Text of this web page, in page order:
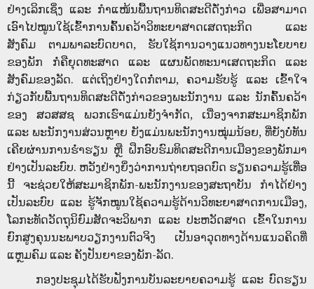
ຢ່າງເລິກເຊິ່ງ ແລະ ກຳແໜ້ນພື້ນຖານທິດສະດີດັ່ງກ່າວ ເພື່ອສາມາດ
ເອົາໄປໝູນໃຊ້ເຂົ້າການຄົ້ນຄວ້າວິທະຍາສາດເສດຖະກິດ ແລະ
ສັງຄົມ ຕາມພາລະບົດບາດ, ຮັບໃຊ້ການວາງແນວທາງນະໂຍບາຍ
ຂອງພັກ ກໍ່ຄືຍຸດທະສາດ ແລະ ແຜນພັດທະນາເສດຖະກິດ ແລະ
ສັງຄົມຂອງລັດ. ແຕ່ເຖິງຢ່າງໃດກໍ່ຕາມ, ຄວາມຮັບຮູ້ ແລະ ເຂົ້າໃຈ
ກ່ຽວກັບພື້ນຖານທິດສະດີດັ່ງກ່າວຂອງພະນັກງານ ແລະ ນັກຄົ້ນຄວ້າ
ຂອງ ສວສສຊ ພວກເຮົາແມ່ນຍັງຈຳກັດ, ເນື່ອງຈາກສະມາຊິກພັກ
ແລະ ພະນັກງານສ່ວນຫຼາຍ ຍັງແມ່ນພະນັກງານໝຸ່ມນ້ອຍ, ທີ່ຍັງບໍ່ທັນ
ເຄີຍຜ່ານການຮ່ຳຮຽນ ຫຼື ຝຶກອົບຮົມທິດສະດີການເມືອງຂອງພັກມາ
ຢ່າງເປັນລະບົບ. ຫວັງຢ່າງຍິ່ງວ່າການຖ່າຍຖອດບົດ ຮຽນຄວາມຮູ້ເທື່ອ
ນີ້ ຈະຊ່ວຍໃຫ້ສະມາຊິກພັກ-ພະນັກງານຂອງສະຖາບັນ ກຳໄດ້ຢ່າງ
ເປັນລະບົບ ແລະ ຮູ້ຈັກໝູນໃຊ້ຄວາມຮູ້ດ້ານວິທະຍາສາດການເມືອງ,
ໂລກະທັດວັດຖຸນິຍົມສັດຈະວິພາກ ແລະ ປະຫວັດສາດ ເຂົ້າໃນການ
ຍົກສູງຄຸນນະພາບວຽກງານຕົວຈິງ ເປັນອາວຸດທາງດ້ານແນວຄິດທີ່
ແຫຼມຄົມ ແລະ ຄັງປັນຍາຂອງພັກ-ລັດ.
ກອງປະຊຸມໄດ້ຮັບຟັງການບັນລະຍາຍຄວາມຮູ້ ແລະ ບົດຮຽນ